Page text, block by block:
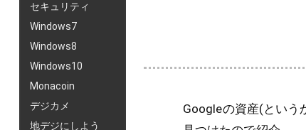
セキュリティ
Windows7
Windows8
Windows10
Monacoin
デジカメ
地デジにしよう
Googleの資産(という